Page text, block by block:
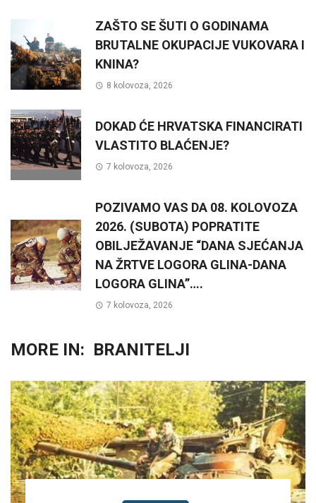
ZAŠTO SE ŠUTI O GODINAMA
BRUTALNE OKUPACIJE VUKOVARA I
KNINA?
8 kolovoza, 2026
DOKAD ĆE HRVATSKA FINANCIRATI
VLASTITO BLAĆENJE?
7 kolovoza, 2026
POZIVAMO VAS DA 08. KOLOVOZA
2026. (SUBOTA) POPRATITE
OBILJEŽAVANJE “DANA SJEĆANJA
NA ŽRTVE LOGORA GLINA-DANA
LOGORA GLINA”….
7 kolovoza, 2026
MORE IN: BRANITELJI